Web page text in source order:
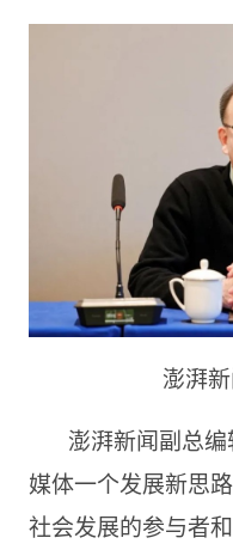
澎湃
澎湃新闻副总
媒体一个发展新思
社会发展的参与者